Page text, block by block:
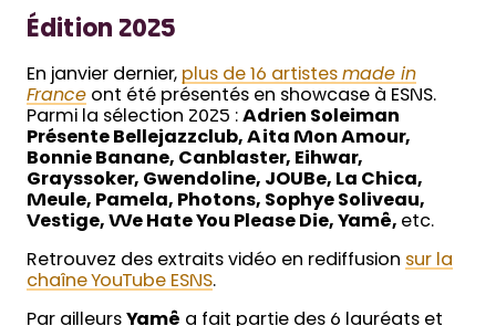
Édition 2025
En janvier dernier, plus de 16 artistes made in
France ont été présentés en showcase à ESNS.
Parmi la sélection 2025 : Adrien Soleiman
Présente Bellejazzclub, Aita Mon Amour,
Bonnie Banane, Canblaster, Eihwar,
Grayssoker, Gwendoline, JOUBe, La Chica,
Meule, Pamela, Photons, Sophye Soliveau,
Vestige, We Hate You Please Die, Yamê, etc.
Retrouvez des extraits vidéo en rediffusion sur la
chaîne YouTube ESNS.
Par ailleurs Yamê a fait partie des 6 lauréats et